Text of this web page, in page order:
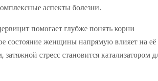
аспекты болезни.
помогает глубже понять корни
состояние женщины напрямую влияет на её
стресс становится катализатором